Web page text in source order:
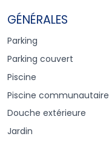
GÉNÉRALES
Parking
Parking couvert
Piscine
Piscine communautaire
Douche extérieure
Jardin